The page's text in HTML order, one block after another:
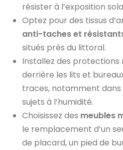
résister à l’exposition
Optez pour des tissus
anti-taches et
situés près du littoral.
Installez des protections
derrière les lits et
traces, notamment
sujets à l’humidité.
Choisissez des meubles
le remplacement d’un
de placard, un pied de